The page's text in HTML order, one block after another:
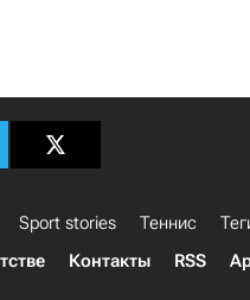
Sport stories Теннис
Контакты RSS